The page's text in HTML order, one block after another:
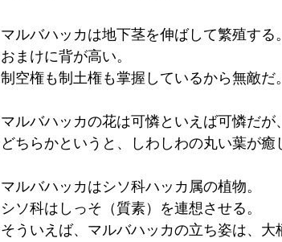
マルバハッカは地下茎を伸ばして繁殖する。
おまけに背が高い。
制空権も制土権も掌握しているから無敵だ。
マルバハッカの花は可憐といえば可憐だが
どちらかというと、しわしわの丸い葉が癒
マルバハッカはシソ科ハッカ属の植物。
シソ科はしっそ（質素）を連想させる。
そういえば、マルバハッカの立ち姿は、大